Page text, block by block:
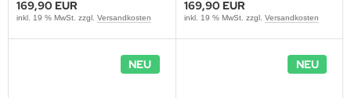
169,90 EUR
inkl. 19 % MwSt. zzgl. Versandkosten
169,90 EUR
inkl. 19 % MwSt. zzgl. Versandkosten
NEU NEU